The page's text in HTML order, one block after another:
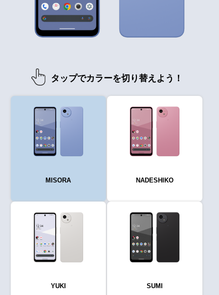
タップでカラーを切り替えよう！
MISORA NADESHIKO
YUKI SUMI